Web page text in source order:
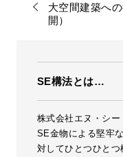
大空間建築へ
開）
SE構法とは…
株式会社エヌ・シー
SE金物による堅牢
対してひとつひと